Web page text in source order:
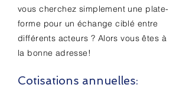
vous cherchez simplement une plate-
forme pour un échange ciblé entre
différents acteurs ? Alors vous êtes à
la bonne adresse!
Cotisations annuelles: